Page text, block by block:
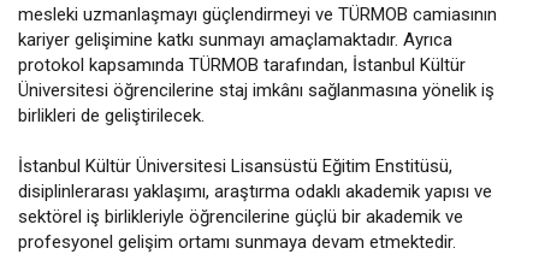
mesleki uzmanlaşmayı güçlendirmeyi ve TÜRMOB camiasının
kariyer gelişimine katkı sunmayı amaçlamaktadır. Ayrıca
protokol kapsamında TÜRMOB tarafından, İstanbul Kültür
Üniversitesi öğrencilerine staj imkânı sağlanmasına yönelik iş
birlikleri de geliştirilecek.
İstanbul Kültür Üniversitesi Lisansüstü Eğitim Enstitüsü,
disiplinlerarası yaklaşımı, araştırma odaklı akademik yapısı ve
sektörel iş birlikleriyle öğrencilerine güçlü bir akademik ve
profesyonel gelişim ortamı sunmaya devam etmektedir.